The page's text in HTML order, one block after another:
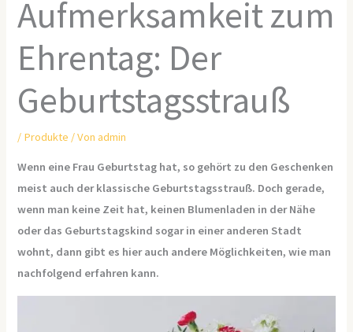
Aufmerksamkeit zum
Ehrentag: Der
Geburtstagsstrauß
/ Produkte / Vonadmin
Wenn eine Frau Geburtstag hat, so gehört zu den Geschenken
meist auch der klassische Geburtstagsstrauß. Doch gerade,
wenn man keine Zeit hat, keinen Blumenladen in der Nähe
oder das Geburtstagskind sogar in einer anderen Stadt
wohnt, dann gibt es hier auch andere Möglichkeiten, wie man
nachfolgend erfahren kann.